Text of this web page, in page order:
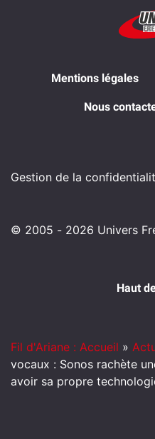
Mentions légales
Nous
Gestion de la
© 2005 - 2026 Univers
Haut
Fil d'Ariane : Accueil »
vocaux : Sonos rachète
avoir sa propre